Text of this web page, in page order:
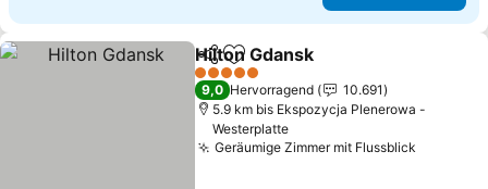
TeilenZu Favoriten hinzufügen
Hilton Gdansk
5 Sterne
9,0 Hervorragend
10.691
5.9 km bis Ekspozycja Plenerowa -
Westerplatte
Geräumige Zimmer mit Flussblick